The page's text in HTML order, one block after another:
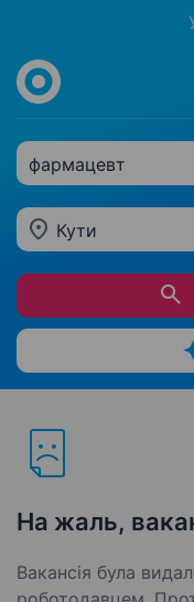
фармацевт
Кути
На жаль,
Вакансія була